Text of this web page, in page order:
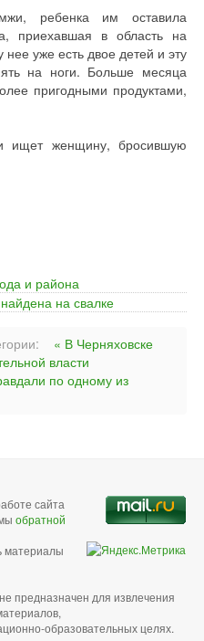
ребенка им оставила
приехавшая в область на
уже есть двое детей и эту
на ноги. Больше месяца
пригодными продуктами,
ищет женщину, бросившую
и района
на свалке
« В Черняховске
власти
по одному из
сайта
обратной
материалы
предназначен для извлечения
образовательных целях.